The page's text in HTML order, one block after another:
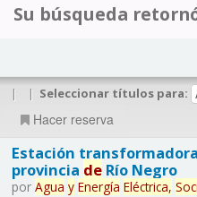
Su búsqueda
| | Seleccionar títulos para:
Hacer reserva
Estación
provincia deRío Negro
por Agua y Energía Eléctrica,